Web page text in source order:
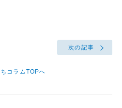
コラムTOPへ
次の記事